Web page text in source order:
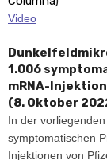
Video
1.006
mRNA-
(8. Oktober
In der
symptomatischen
Injektionen von